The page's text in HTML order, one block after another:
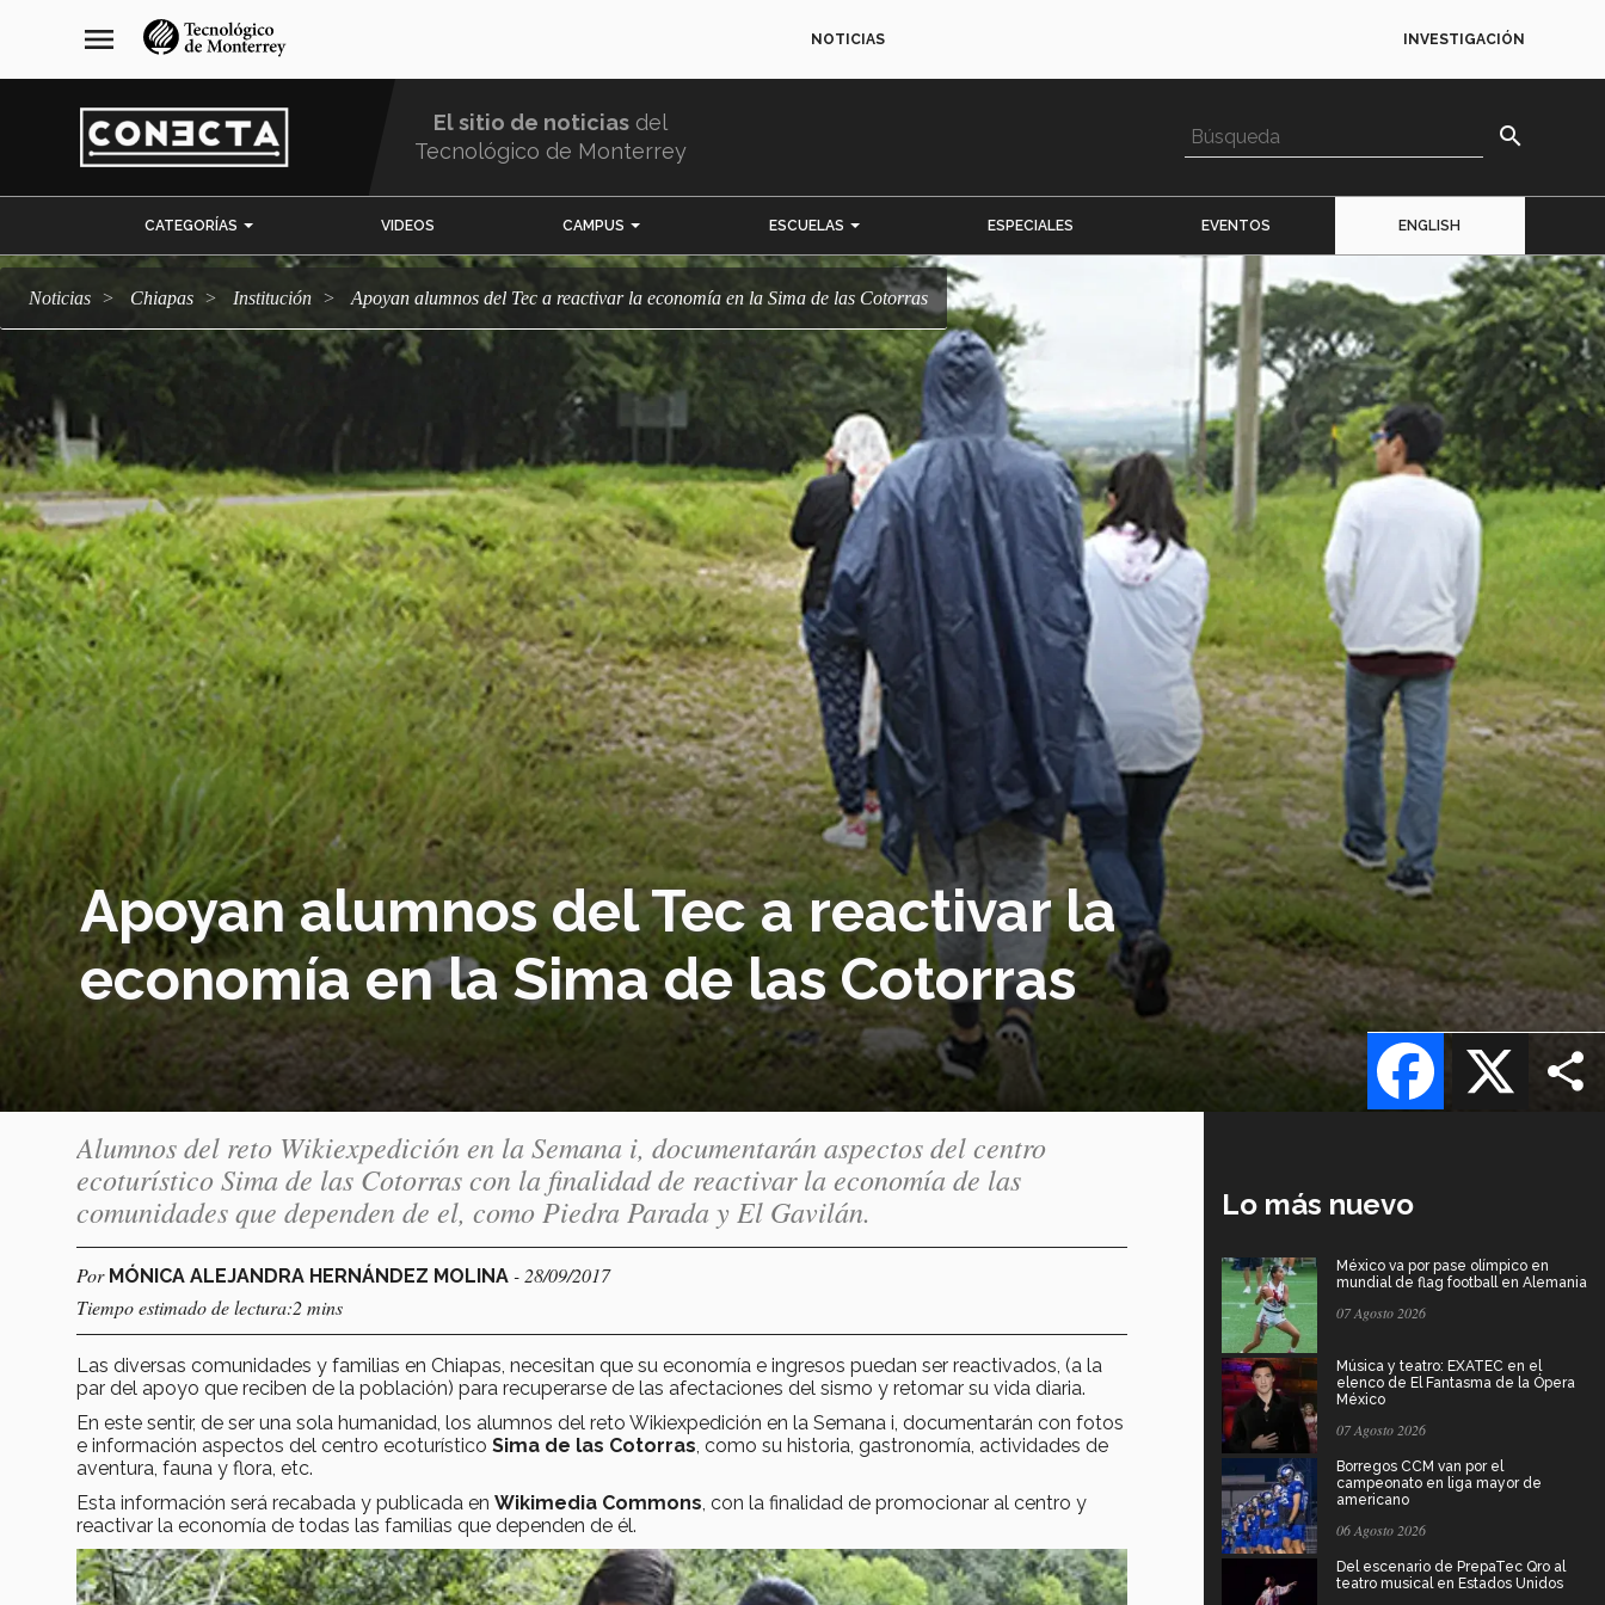
navegación
principal
menu NOTICIAS INVESTIGACIÓN
El sitio de noticias del
Tecnológico de Monterrey
search
CATEGORÍAS VIDEOS CAMPUS ESCUELAS ESPECIALES EVENTOS ENGLISH
Noticias Chiapas Institución Apoyan alumnos del Tec a reactivar la economía en la Sima de las Cotorras
Apoyan alumnos del Tec a reactivar la
economía en la Sima de las Cotorras
X
Facebook
Alumnos del reto Wikiexpedición en la Semana i, documentarán aspectos del centro
ecoturístico Sima de las Cotorras con la finalidad de reactivar la economía de las
comunidades que dependen de el, como Piedra Parada y El Gavilán.
Por MÓNICA ALEJANDRA HERNÁNDEZ MOLINA - 28/09/2017
Tiempo estimado de lectura:2 mins
Las diversas comunidades y familias en Chiapas, necesitan que su economía e ingresos puedan ser reactivados, (a la
par del apoyo que reciben de la población) para recuperarse de las afectaciones del sismo y retomar su vida diaria.
En este sentir, de ser una sola humanidad, los alumnos del reto Wikiexpedición en la Semana i, documentarán con fotos
e información aspectos del centro ecoturístico Sima de las Cotorras , como su historia, gastronomía, actividades de
aventura, fauna y flora, etc.
Esta información será recabada y publicada en Wikimedia Commons , con la finalidad de promocionar al centro y
reactivar la economía de todas las familias que dependen de él.
Lo más nuevo
México va por pase olímpico en
mundial de flag football en Alemania
07 Agosto 2026
Música y teatro: EXATEC en el
elenco de El Fantasma de la Ópera
México
07 Agosto 2026
Borregos CCM van por el
campeonato en liga mayor de
americano
06 Agosto 2026
Del escenario de PrepaTec Qro al
teatro musical en Estados Unidos